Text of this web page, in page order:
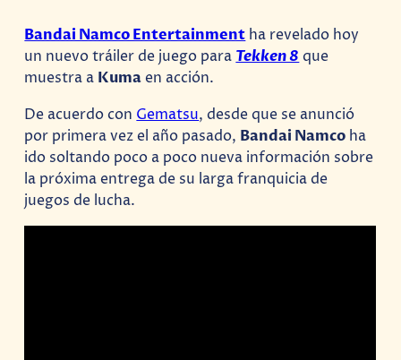
Bandai Namco Entertainmentha revelado hoy
un nuevo tráiler de juego paraTekken 8que
muestra a Kumaen acción.
De acuerdo con Gematsu, desde que se anunció
por primera vez el año pasado, Bandai Namco ha
ido soltando poco a poco nueva información sobre
la próxima entrega de su larga franquicia de
juegos de lucha.